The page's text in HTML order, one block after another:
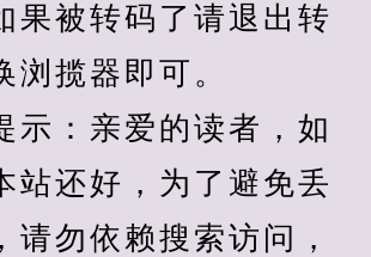
果被转码了请退出转
浏揽器即可。
：亲爱的读者，如
站还好，为了避免丢
请勿依赖搜索访问，